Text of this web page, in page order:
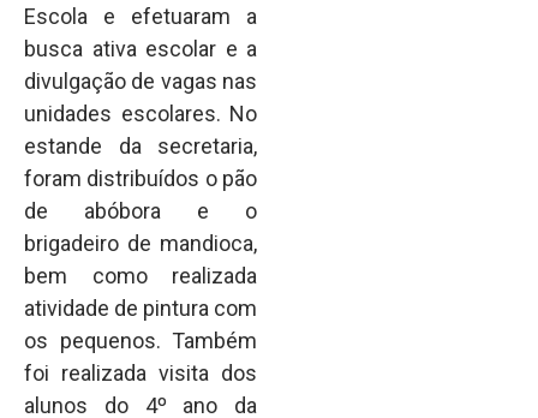
Escola e efetuaram a
busca ativa escolar e a
divulgação de vagas nas
unidades escolares. No
estande da secretaria,
foram distribuídos o pão
de abóbora e o
brigadeiro de mandioca,
bem como realizada
atividade de pintura com
os pequenos. Também
foi realizada visita dos
alunos do 4º ano da